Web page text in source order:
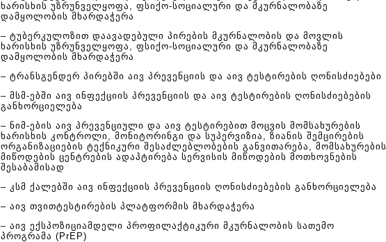
ხარისხის უზრუნველყოფა, ფსიქო-სოციალური და მკურნალობაზე
დამყოლობის მხარდაჭერა
– ტუბერკულოზით დაავადებული პირების მკურნალობის და მოვლის
ხარისხის უზრუნველყოფა, ფსიქო-სოციალური და მკურნალობაზე
დამყოლობის მხარდაჭერა
– ტრანსგენდერ პირებში აივ პრევენციის და აივ ტესტირების ღონისძიებები
– მსმ-ებში აივ ინფექციის პრევენციის და აივ ტესტირების ღონისძიებების
განხორციელება
– ნიმ-ების აივ პრევენციული და აივ ტესტირებით მოცვის მომსახურების
ხარისხის კონტროლი, მონიტორინგი და სუპერვიზია, ზიანის შემცირების
ორგანიზაციების ტექნიკური შესაძლებლობების განვითარება, მომსახურების
მიწოდების ცენტრების ადაპტირება სერვისის მიწოდების მოთხოვნების
შესაბამისად
– კსმ ქალებში აივ ინფექციის პრევენციის ღონისძიებების განხორციელება
– აივ თვითტესტირების პლატფორმის მხარდაჭერა
– აივ ექსპოზიციამდელი პროფილაქტიკური მკურნალობის სათემო
პროგრამა (PrEP)